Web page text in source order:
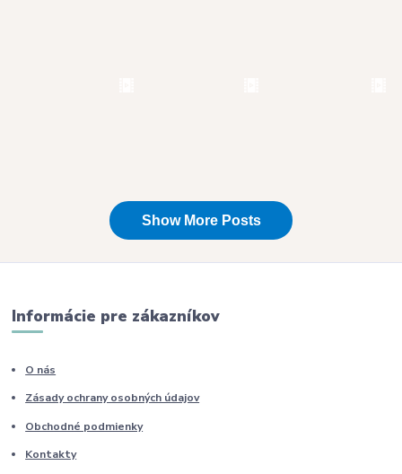
Informácie pre zákazníkov
O nás
Zásady ochrany osobných údajov
Obchodné podmienky
Kontakty